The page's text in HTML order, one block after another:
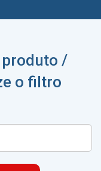
produto /
o filtro